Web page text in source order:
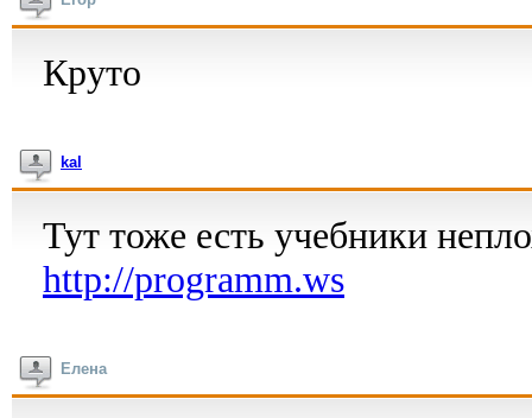
Круто
kal
Тут тоже есть учебники
http://programm.ws
Елена